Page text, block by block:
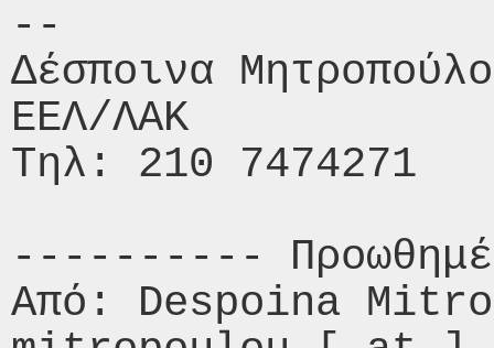
--
Δέσποινα
ΕΕΛ/ΛΑΚ
Τηλ: 210 7474271
----------
Από: Despoina